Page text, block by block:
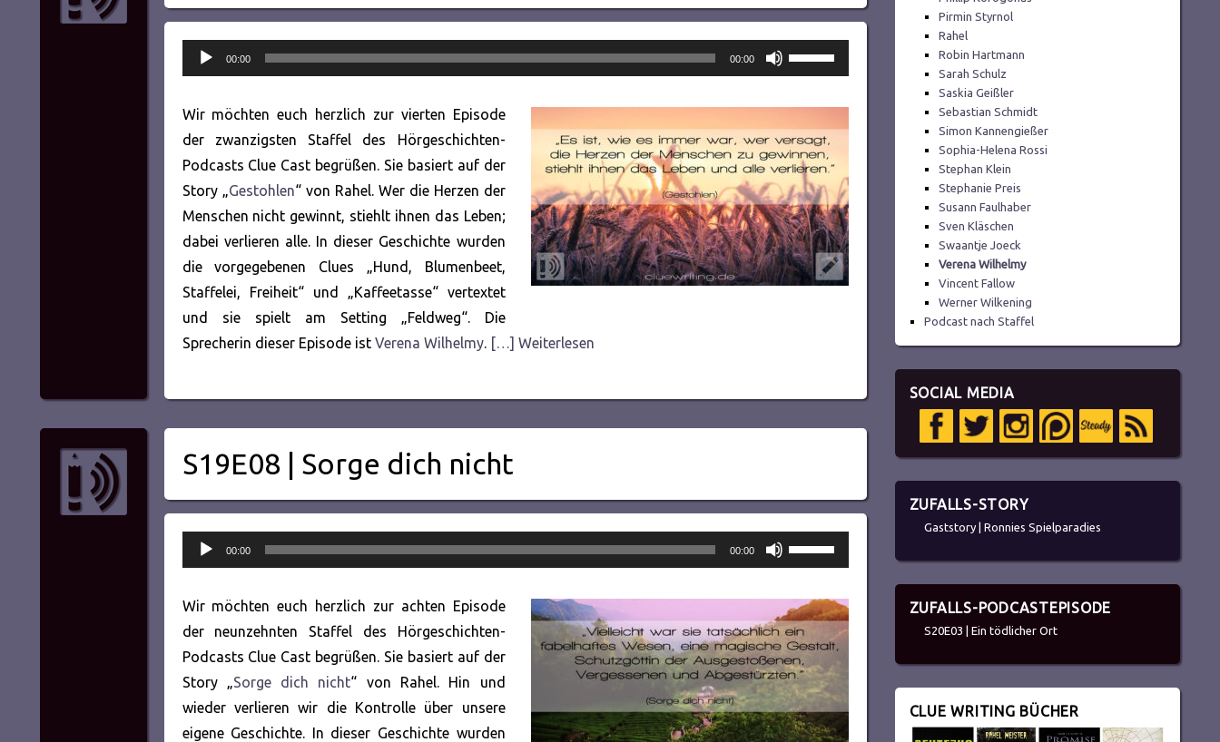
Audio-
Player
00:00 00:00
Pfeiltasten
Hoch/Runter
um
die
Lautstärke
zu
regeln.
Wir möchten euch herzlich zur vierten Episode
der zwanzigsten Staffel des Hörgeschichten-
Podcasts Clue Cast begrüßen. Sie basiert auf der
Story „Gestohlen“ von Rahel. Wer die Herzen der
Menschen nicht gewinnt, stiehlt ihnen das Leben;
dabei verlieren alle. In dieser Geschichte wurden
die vorgegebenen Clues „Hund, Blumenbeet,
Staffelei, Freiheit“ und „Kaffeetasse“ vertextet
und sie spielt am Setting „Feldweg“. Die
Sprecherin dieser Episode ist Verena Wilhelmy.[…] Weiterlesen
S19E08 | Sorge dich nicht
Audio-
Player
00:00 00:00
Pfeiltasten
Hoch/Runter
um
die
Lautstärke
zu
regeln.
Wir möchten euch herzlich zur achten Episode
der neunzehnten Staffel des Hörgeschichten-
Podcasts Clue Cast begrüßen. Sie basiert auf der
Story „Sorge dich nicht“ von Rahel. Hin und
wieder verlieren wir die Kontrolle über unsere
eigene Geschichte. In dieser Geschichte wurden
Pirmin Styrnol
Rahel
Robin Hartmann
Sarah Schulz
Saskia Geißler
Sebastian Schmidt
Simon Kannengießer
Sophia-Helena Rossi
Stephan Klein
Stephanie Preis
Susann Faulhaber
Sven Kläschen
Swaantje Joeck
Verena Wilhelmy
Vincent Fallow
Werner Wilkening
Podcast nach Staffel
SOCIAL MEDIA
ZUFALLS-STORY
Gaststory | Ronnies Spielparadies
ZUFALLS-PODCASTEPISODE
S20E03 | Ein tödlicher Ort
CLUE WRITING BÜCHER